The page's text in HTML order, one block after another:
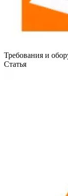
Требования и
Статья